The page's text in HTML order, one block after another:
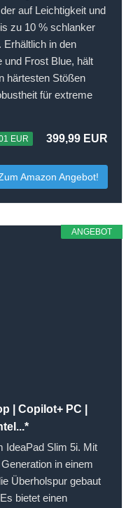
auf Leichtigkeit und
zu 10 % schlanker
Erhältlich in den
und Frost Blue, hält
härtesten Stößen
für extreme
EUR 399,99 EUR
Amazon Angebot!
ANGEBOT
| Copilot+ PC |
IdeaPad Slim 5i. Mit
in einem
Überholspur gebaut
bietet einen